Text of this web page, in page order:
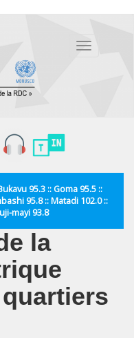
Toggle
95.3 :: Goma 95.5 ::
95.8 :: Matadi 102.0 ::
mayi 93.8
la